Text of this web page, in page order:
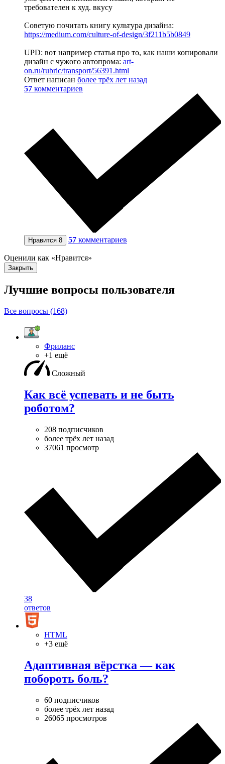
требователен к худ. вкусу
Советую почитать книгу культура дизайна:
https://medium.com/culture-of-design/3f211b5b0849
UPD: вот например статья про то, как наши копировали
дизайн с чужого автопрома: art-
on.ru/rubric/transport/56391.html
Ответ написан более трёх лет назад
57 комментариев
Нравится 8 57 комментариев
Оценили как «Нравится»
Закрыть
Лучшие вопросы пользователя
Все вопросы (168)
Фриланс
+1 ещё
Сложный
Как всё успевать и не быть
роботом?
208 подписчиков
более трёх лет назад
37061 просмотр
38
ответов
HTML
+3 ещё
Адаптивная вёрстка — как
побороть боль?
60 подписчиков
более трёх лет назад
26065 просмотров